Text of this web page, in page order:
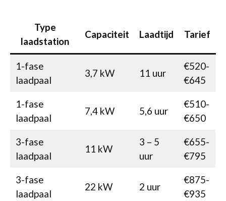
Type
laadstation
Capaciteit Laadtijd Tarief
1-fase
laadpaal
3,7 kW 11 uur
€520-
€645
1-fase
laadpaal
7,4 kW 5,6 uur
€510-
€650
3-fase
laadpaal
11 kW
3 – 5
uur
€655-
€795
3-fase
laadpaal
22 kW 2 uur
€875-
€935